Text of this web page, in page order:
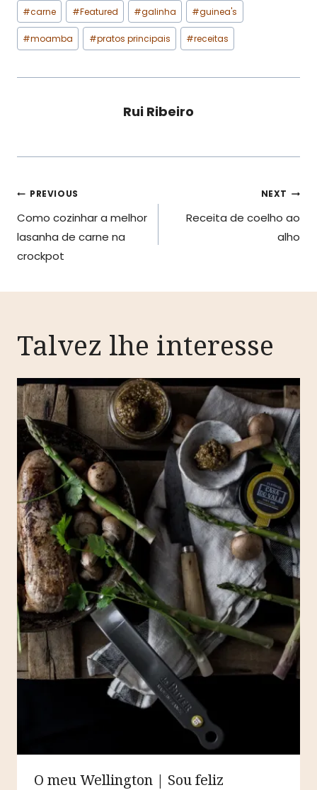
Post
Tags:
#carne #Featured #galinha #guinea's
#moamba #pratos principais #receitas
Rui Ribeiro
Navegação
de
artigos
PREVIOUS
Como cozinhar a melhor
lasanha de carne na
crockpot
NEXT
Receita de coelho ao
alho
Talvez lhe interesse
O meu Wellington | Sou feliz